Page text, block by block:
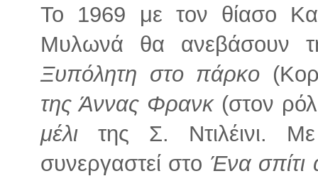
Το 1969 με τον θίασο
Μυλωνά θα ανεβάσουν
Ξυπόλητη στο πάρκο
της Άννας Φρανκ(στον
μέλι της Σ. Ντιλέινι.
συνεργαστεί στο Ένα